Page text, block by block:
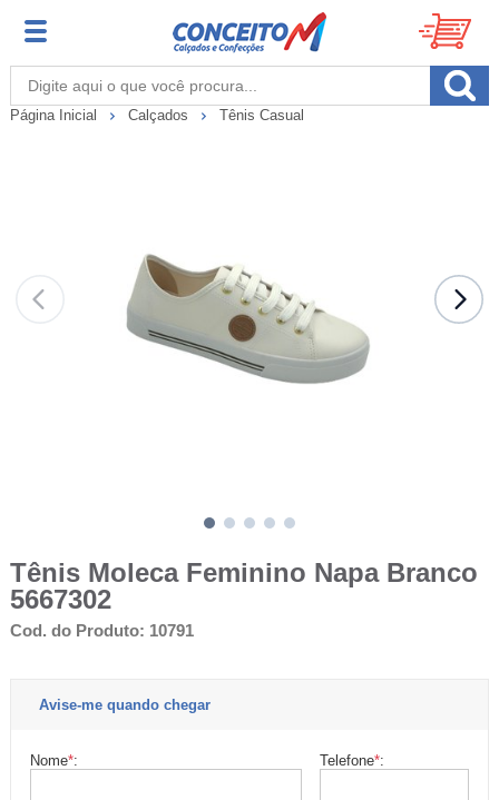
Página Inicial Calçados Tênis Casual
Tênis Moleca Feminino Napa Branco
5667302
Cod. do Produto: 10791
Avise-me quando chegar
Nome*: Telefone*: